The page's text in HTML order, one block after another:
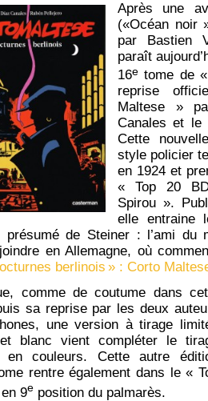
Après une
(«Océan noir
par Bastien
paraît
16e tome de
reprise
Maltese »
Canales et le
Cette
style policier
en 1924 et
« Top 20
Spirou ».
elle entraine
présumé de Steiner : l’ami du
en Allemagne, où
berlinois » : Corto
comme de coutume dans
sa reprise par les deux
une version à tirage
blanc vient compléter le
en couleurs. Cette autre
rentre également dans le «
9e position du palmarès.